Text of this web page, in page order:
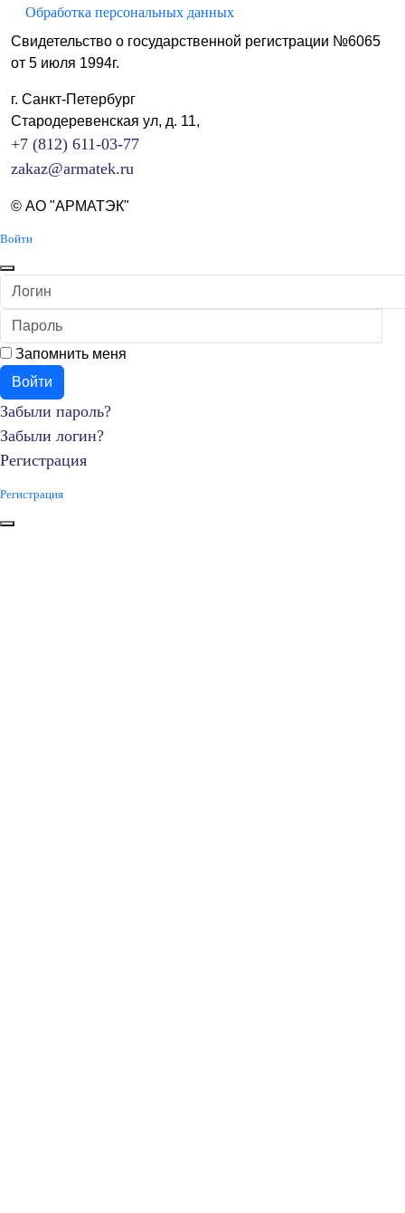
Обработка персональных данных
Свидетельство о государственной регистрации №6065
от 5 июля 1994г.
г. Санкт-Петербург
Стародеревенская ул, д. 11,
+7 (812) 611-03-77
zakaz@armatek.ru
© АО "АРМАТЭК"
Войти
Логин
Пароль
Запомнить меня
Войти
Забыли пароль?
Забыли логин?
Регистрация
Регистрация